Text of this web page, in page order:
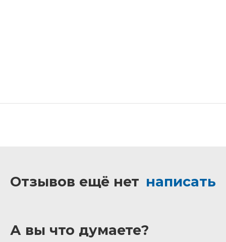
Отзывов ещё нет написать
А вы что думаете?